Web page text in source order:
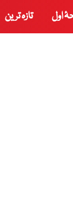
اول تازہ ترین